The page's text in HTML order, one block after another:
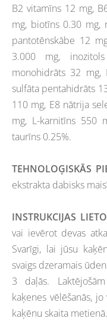
B2 vitamīns 12 mg,
mg, biotīns 0.30 mg,
pantotēnskābe 12
3.000 mg,
monohidrāts 32
sulfāta pentahidrāts
110 mg, E8 nātrija
mg, L-karnitīns 550
taurīns 0.25%.
TEHNOLOĢISKĀS
ekstrakta dabisks
INSTRUKCIJAS
vai ievērot devas
Svarīgi, lai jūsu
svaigs dzeramais
3 daļās.
kaķenes vēlēšanās,
kaķēnu skaita metienā.